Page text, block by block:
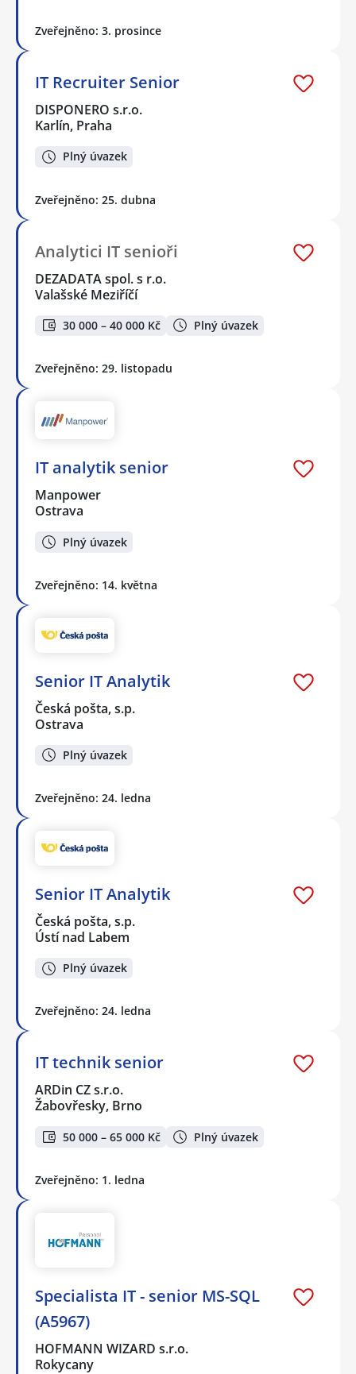
Zveřejněno: 3. prosince
IT Recruiter Senior
DISPONERO s.r.o.
Karlín, Praha
Plný úvazek
Zveřejněno: 25. dubna
Analytici IT senioři
DEZADATA spol. s r.o.
Valašské Meziříčí
30 000 – 40 000 Kč Plný úvazek
Zveřejněno: 29. listopadu
IT analytik senior
Manpower
Ostrava
Plný úvazek
Zveřejněno: 14. května
Senior IT Analytik
Česká pošta, s.p.
Ostrava
Plný úvazek
Zveřejněno: 24. ledna
Senior IT Analytik
Česká pošta, s.p.
Ústí nad Labem
Plný úvazek
Zveřejněno: 24. ledna
IT technik senior
ARDin CZ s.r.o.
Žabovřesky, Brno
50 000 – 65 000 Kč Plný úvazek
Zveřejněno: 1. ledna
Specialista IT - senior MS-SQL
(A5967)
HOFMANN WIZARD s.r.o.
Rokycany